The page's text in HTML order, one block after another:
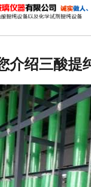
网
生
工
介绍三酸提